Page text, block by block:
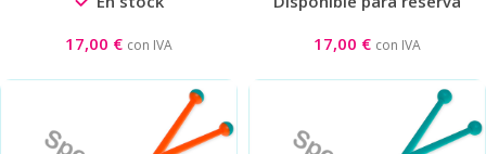
17,00 € con IVA
17,00 € con IVA